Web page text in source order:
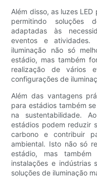
Além disso, as luzes
permitindo soluções
adaptadas às
eventos e
iluminação não só
estádio, mas também
realização de vários
configurações de
Além das vantagens
para estádios também
na sustentabilidade.
estádios podem reduzir
carbono e contribuir
ambiental. Isto não só
estádio, mas
instalações e indústrias
soluções de iluminação